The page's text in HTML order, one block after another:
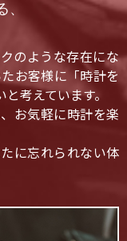
のような存在にな
お客様に「時計を
考えています。
お気軽に時計を楽
に忘れられない体